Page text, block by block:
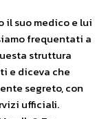
il suo medico e lui
frequentati a
struttura
e diceva che
segreto, con
ufficiali.